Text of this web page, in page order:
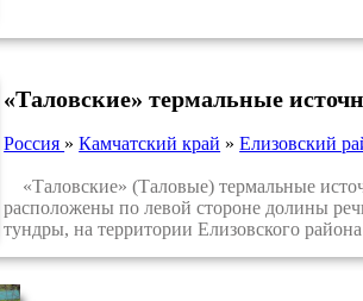
«Таловские» термальные
Россия »Камчатский край »Елизовский
«Таловские» (Таловые) термальные
расположены по левой стороне долины
тундры, на территории Елизовского